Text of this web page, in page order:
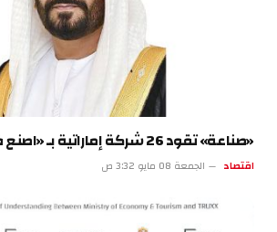
«صناعة» تقود 26 شركة إماراتية بـ «اصنع في الإمارات»
اقتصاد الجمعة 08 مايو 3:32 ص